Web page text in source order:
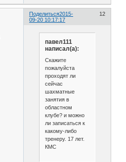
Поделиться 12
2015-
09-20 10:17:17
павел111
написал(а):
Скажите
пожалуйста
проходят ли
сейчас
шахматные
занятия в
областном
клубе? и можно
ли записаться к
какому-либо
тренеру. 17 лет.
КМС